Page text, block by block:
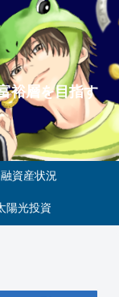
裕層を目指す
資産状況
陽光投資